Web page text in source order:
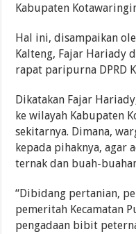
Kabupaten
Hal ini, disampaikan
Kalteng, Fajar Hariady
rapat paripurna DPRD
Dikatakan Fajar
ke wilayah Kabupaten
sekitarnya. Dimana,
kepada pihaknya,
ternak dan buah-
“Dibidang pertanian,
pemeritah Kecamatan
pengadaan bibit